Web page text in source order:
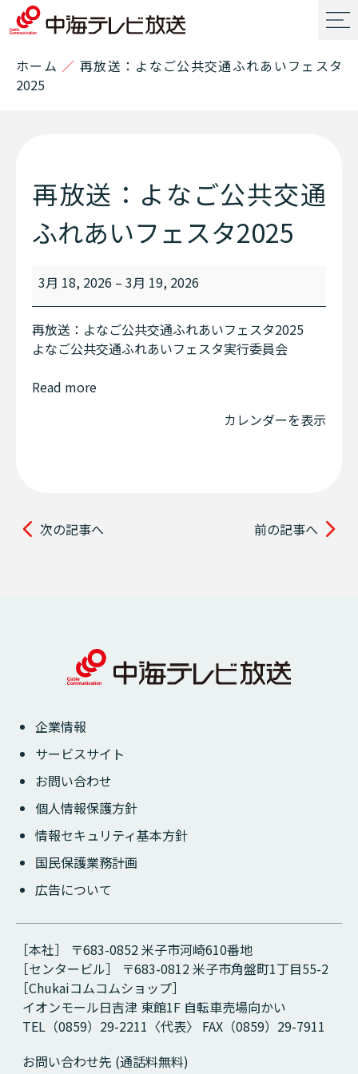
ホーム ／ 再放送：よなご公共交通ふれあいフェスタ
2025
再放送：よなご公共交通
ふれあいフェスタ2025
3月 18, 2026 – 3月 19, 2026
再放送：よなご公共交通ふれあいフェスタ2025
よなご公共交通ふれあいフェスタ実行委員会
Read more
カレンダーを表示
次の記事へ 前の記事へ
企業情報
サービスサイト
お問い合わせ
個人情報保護方針
情報セキュリティ基本方針
国民保護業務計画
広告について
［本社］ 〒683-0852 米子市河崎610番地
［センタービル］ 〒683-0812 米子市角盤町1丁目55-2
［Chukaiコムコムショップ］
イオンモール日吉津 東館1F 自転車売場向かい
TEL（0859）29-2211〈代表〉 FAX（0859）29-7911
お問い合わせ先 (通話料無料)